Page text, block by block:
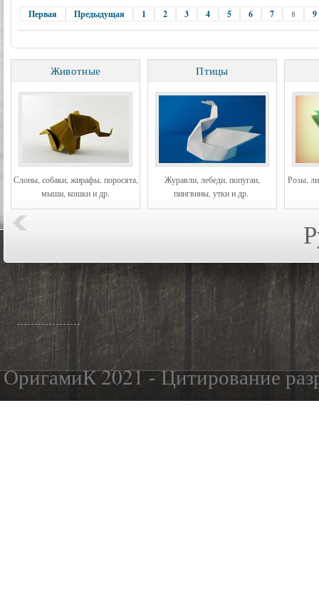
Первая Предыдущая 1 2 3 4 5 6 7 8 9
Животные
Слоны, собаки, жирафы, поросята,
мыши, кошки и др.
Птицы
Журавли, лебеди, попугаи,
пингвины, утки и др.
Розы,
ОригамиК 2021 - Цитирование